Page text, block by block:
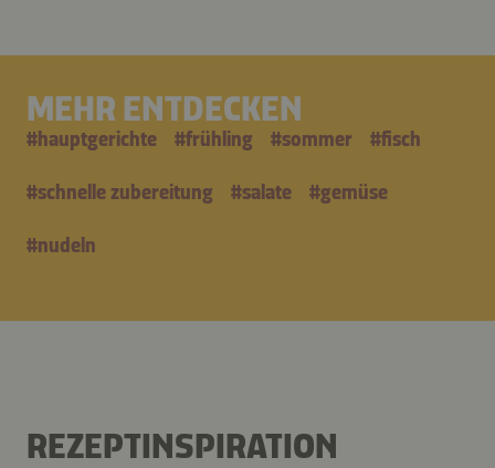
MEHR ENTDECKEN
#hauptgerichte #frühling #sommer #fisch
#schnelle zubereitung #salate #gemüse
#nudeln
REZEPTINSPIRATION